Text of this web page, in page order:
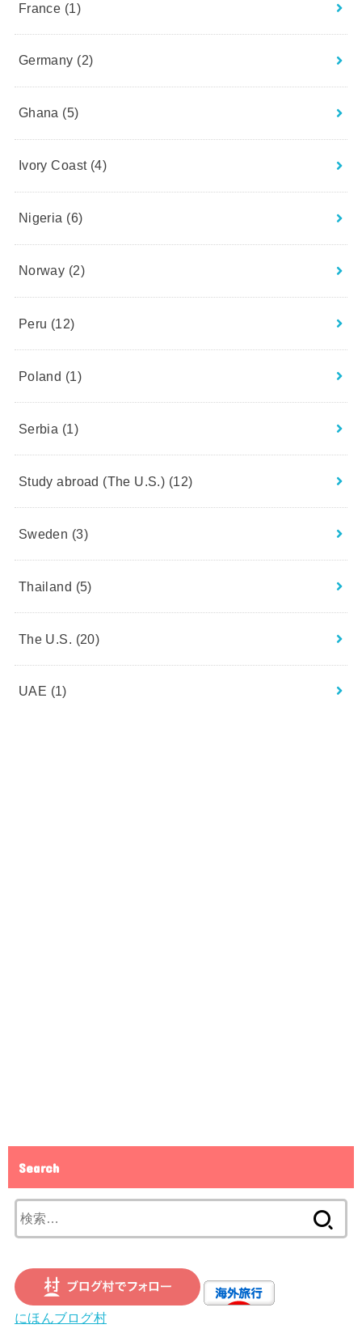
France (1)
Germany (2)
Ghana (5)
Ivory Coast (4)
Nigeria (6)
Norway (2)
Peru (12)
Poland (1)
Serbia (1)
Study abroad (The U.S.) (12)
Sweden (3)
Thailand (5)
The U.S. (20)
UAE (1)
Search
索:
にほんブログ村